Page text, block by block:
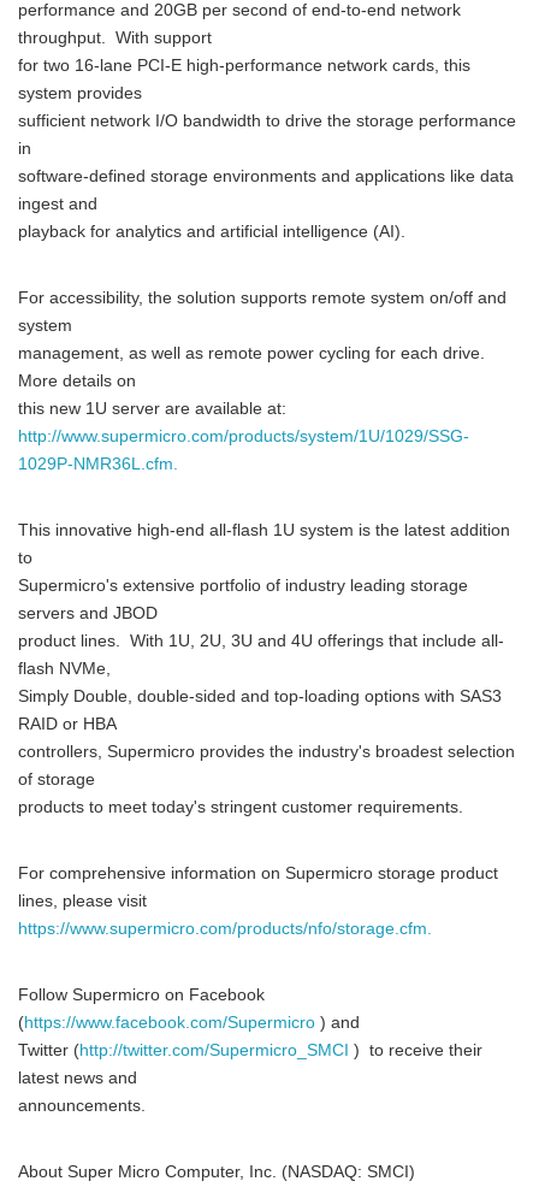
performance and 20GB per second of end-to-end network
throughput. With support
for two 16-lane PCI-E high-performance network cards, this
system provides
sufficient network I/O bandwidth to drive the storage performance
in
software-defined storage environments and applications like data
ingest and
playback for analytics and artificial intelligence (AI).
For accessibility, the solution supports remote system on/off and
system
management, as well as remote power cycling for each drive.
More details on
this new 1U server are available at:
http://www.supermicro.com/products/system/1U/1029/SSG-
1029P-NMR36L.cfm.
This innovative high-end all-flash 1U system is the latest addition
to
Supermicro's extensive portfolio of industry leading storage
servers and JBOD
product lines. With 1U, 2U, 3U and 4U offerings that include all-
flash NVMe,
Simply Double, double-sided and top-loading options with SAS3
RAID or HBA
controllers, Supermicro provides the industry's broadest selection
of storage
products to meet today's stringent customer requirements.
For comprehensive information on Supermicro storage product
lines, please visit
https://www.supermicro.com/products/nfo/storage.cfm.
Follow Supermicro on Facebook
(https://www.facebook.com/Supermicro ) and
Twitter (http://twitter.com/Supermicro_SMCI ) to receive their
latest news and
announcements.
About Super Micro Computer, Inc. (NASDAQ: SMCI)